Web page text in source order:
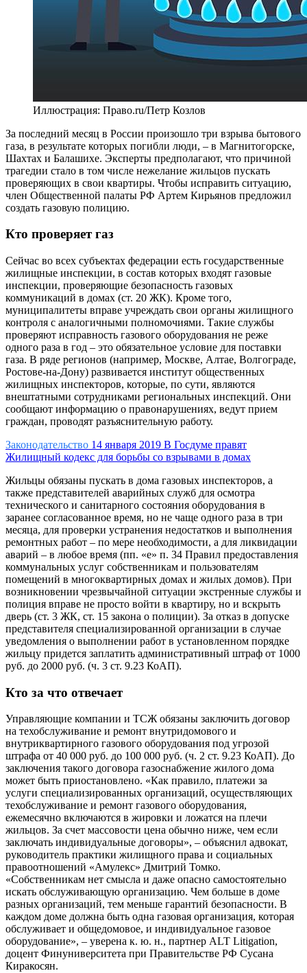
Иллюстрация: Право.ru/Петр Козлов
За последний месяц в России произошло три взрыва бытового
газа, в результате которых погибли люди, – в Магнитогорске,
Шахтах и Балашихе. Эксперты предполагают, что причиной
трагедии стало в том числе нежелание жильцов пускать
проверяющих в свои квартиры. Чтобы исправить ситуацию,
член Общественной палаты РФ Артем Кирьянов предложил
создать газовую полицию.
Кто проверяет газ
Сейчас во всех субъектах федерации есть государственные
жилищные инспекции, в состав которых входят газовые
инспекции, проверяющие безопасность газовых
коммуникаций в домах (ст. 20 ЖК). Кроме того,
муниципалитеты вправе учреждать свои органы жилищного
контроля с аналогичными полномочиями. Такие службы
проверяют исправность газового оборудования не реже
одного раза в год – это обязательное условие для поставки
газа. В ряде регионов (например, Москве, Алтае, Волгограде,
Ростове-на-Дону) развивается институт общественных
жилищных инспекторов, которые, по сути, являются
внештатными сотрудниками региональных инспекций. Они
сообщают информацию о правонарушениях, ведут прием
граждан, проводят разъяснительную работу.
Законодательство 14 января 2019 В Госдуме правят
Жилищный кодекс для борьбы со взрывами в домах
Жильцы обязаны пускать в дома газовых инспекторов, а
также представителей аварийных служб для осмотра
технического и санитарного состояния оборудования в
заранее согласованное время, но не чаще одного раза в три
месяца, для проверки устранения недостатков и выполнения
ремонтных работ – по мере необходимости, а для ликвидации
аварий – в любое время (пп. «е» п. 34 Правил предоставления
коммунальных услуг собственникам и пользователям
помещений в многоквартирных домах и жилых домов). При
возникновении чрезвычайной ситуации экстренные службы и
полиция вправе не просто войти в квартиру, но и вскрыть
дверь (ст. 3 ЖК, ст. 15 закона о полиции). За отказ в допуске
представителя специализированной организации в случае
уведомления о выполнении работ в установленном порядке
жильцу придется заплатить административный штраф от 1000
руб. до 2000 руб. (ч. 3 ст. 9.23 КоАП).
Кто за что отвечает
Управляющие компании и ТСЖ обязаны заключить договор
на техобслуживание и ремонт внутридомового и
внутриквартирного газового оборудования под угрозой
штрафа от 40 000 руб. до 100 000 руб. (ч. 2 ст. 9.23 КоАП). До
заключения такого договора газоснабжение жилого дома
может быть приостановлено. «Как правило, платежи за
услуги специализированных организаций, осуществляющих
техобслуживание и ремонт газового оборудования,
ежемесячно включаются в жировки и ложатся на плечи
жильцов. За счет массовости цена обычно ниже, чем если
заключать индивидуальные договоры», – объяснил адвокат,
руководитель практики жилищного права и социальных
правоотношений «Амулекс» Дмитрий Томко.
«Собственникам нет смысла и даже опасно самостоятельно
искать обслуживающую организацию. Чем больше в доме
разных организаций, тем меньше гарантий безопасности. В
каждом доме должна быть одна газовая организация, которая
обслуживает и общедомовое, и индивидуальное газовое
оборудование», – уверена к. ю. н., партнер ALT Litigation,
доцент Финуниверситета при Правительстве РФ Сусана
Киракосян.